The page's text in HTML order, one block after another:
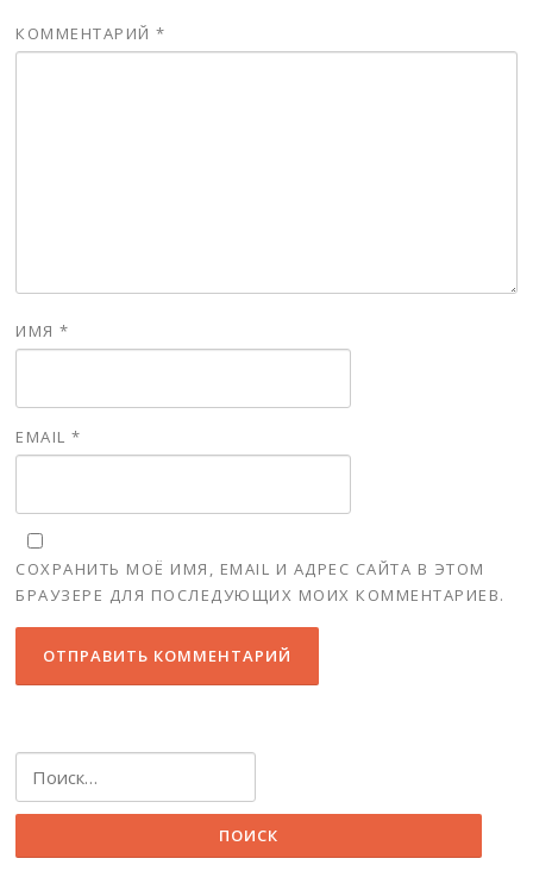
КОММЕНТАРИЙ*
ИМЯ*
EMAIL*
СОХРАНИТЬ МОЁ ИМЯ, EMAIL И АДРЕС САЙТА В ЭТОМ
БРАУЗЕРЕ ДЛЯ ПОСЛЕДУЮЩИХ МОИХ КОММЕНТАРИЕВ.